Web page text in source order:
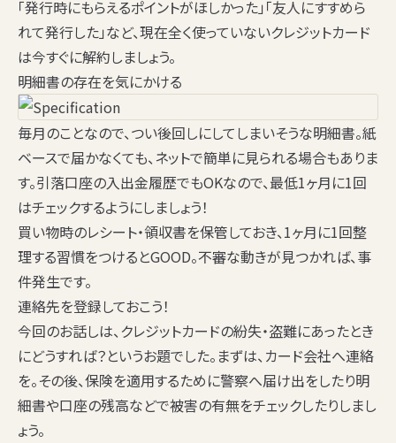
「発行時にもらえるポイントがほしかった」「友人にすすめら
れて発行した」など、現在全く使っていないクレジットカード
は今すぐに解約しましょう。
明細書の存在を気にかける
毎月のことなので、つい後回しにしてしまいそうな明細書。紙
ベースで届かなくても、ネットで簡単に見られる場合もありま
す。引落口座の入出金履歴でもOKなので、最低1ヶ月に1回
はチェックするようにしましょう！
買い物時のレシート・領収書を保管しておき、1ヶ月に1回整
理する習慣をつけるとGOOD。不審な動きが見つかれば、事
件発生です。
連絡先を登録しておこう！
今回のお話しは、クレジットカードの紛失・盗難にあったとき
にどうすれば？というお題でした。まずは、カード会社へ連絡
を。その後、保険を適用するために警察へ届け出をしたり明
細書や口座の残高などで被害の有無をチェックしたりしまし
ょう。